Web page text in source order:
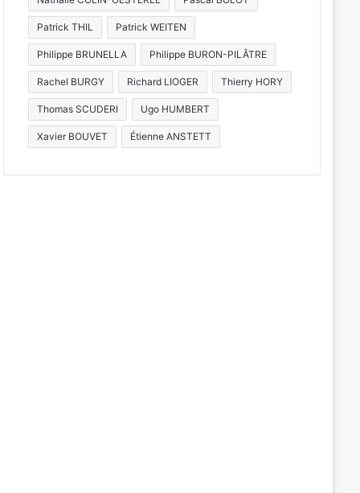
Patrick THIL Patrick WEITEN
Philippe BRUNELLA Philippe BURON-PILÂTRE
Rachel BURGY Richard LIOGER Thierry HORY
Thomas SCUDERI Ugo HUMBERT
Xavier BOUVET Étienne ANSTETT